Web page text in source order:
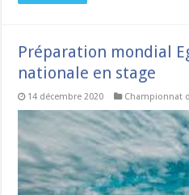
Préparation mondial
nationale en stage
14 décembre 2020 Championnat